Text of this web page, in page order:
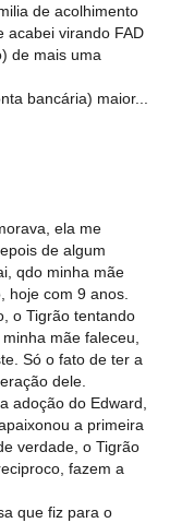
de acolhimento
acabei virando FAD
de mais uma
bancária) maior...
ela me
de algum
qdo minha mãe
hoje com 9 anos.
o Tigrão tentando
mãe faleceu,
Só o fato de ter a
dele.
adoção do Edward,
a primeira
verdade, o Tigrão
fazem a
que fiz para o